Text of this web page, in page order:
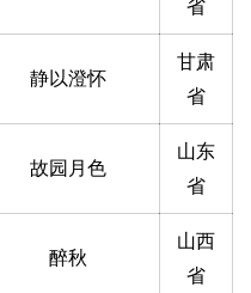
省
静以澄怀
甘肃
省
故园月色
山东
省
醉秋
山西
省